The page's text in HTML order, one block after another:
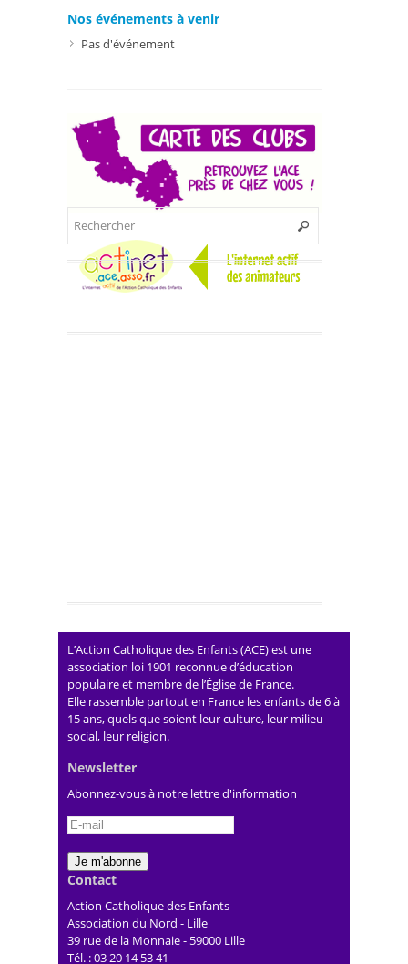
Nos événements à venir
Pas d'événement
L’Action Catholique des Enfants (ACE) est une
association loi 1901 reconnue d’éducation
populaire et membre de l’Église de France.
Elle rassemble partout en France les enfants de 6 à
15 ans, quels que soient leur culture, leur milieu
social, leur religion.
Newsletter
Abonnez-vous à notre lettre d'information
Contact
Action Catholique des Enfants
Association du Nord - Lille
39 rue de la Monnaie - 59000 Lille
Tél. : 03 20 14 53 41